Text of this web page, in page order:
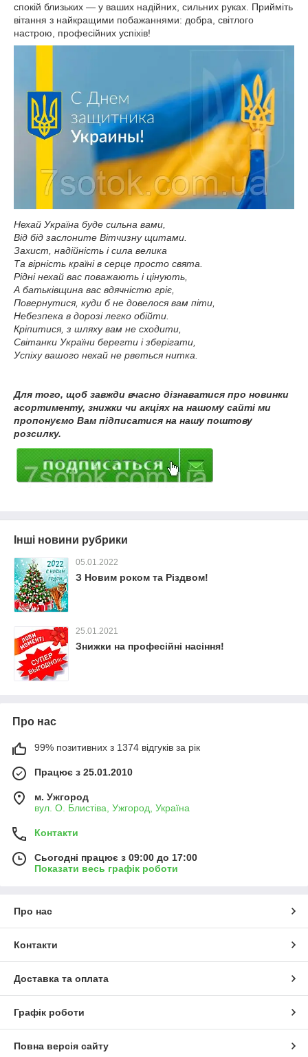
спокій близьких — у ваших надійних, сильних руках. Прийміть
вітання з найкращими побажаннями: добра, світлого
настрою, професійних успіхів!
Нехай Україна буде сильна вами,
Від бід заслоните Вітчизну щитами.
Захист, надійність і сила велика
Та вірність країні в серце просто свята.
Рідні нехай вас поважають і цінують,
А батьківщина вас вдячністю гріє,
Повернутися, куди б не довелося вам піти,
Небезпека в дорозі легко обійти.
Кріпитися, з шляху вам не сходити,
Світанки України берегти і зберігати,
Успіху вашого нехай не рветься нитка.
Для того, щоб завжди вчасно дізнаватися про новинки
асортименту, знижки чи акціях на нашому сайті ми
пропонуємо Вам підписатися на нашу поштову
розсилку.
Інші новини рубрики
05.01.2022
З Новим роком та Різдвом!
25.01.2021
Знижки на професійні насіння!
Про нас
99% позитивних з 1374 відгуків за рік
Працює з 25.01.2010
м. Ужгород
вул. О. Блистіва, Ужгород, Україна
Контакти
Сьогодні працює з 09:00 до 17:00
Показати весь графік роботи
Про нас
Контакти
Доставка та оплата
Графік роботи
Повна версія сайту